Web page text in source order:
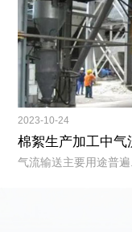
2023-10-24
棉絮生产加工中气
气流输送主要用途普遍